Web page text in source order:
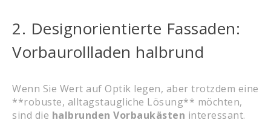
2. Designorientierte Fassaden:
Vorbaurollladen halbrund
Wenn Sie Wert auf Optik legen, aber trotzdem eine
**robuste, alltagstaugliche Lösung** möchten,
sind die halbrunden Vorbaukästen interessant.